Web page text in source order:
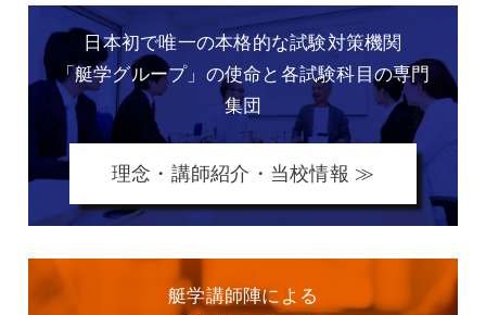
日本初で唯一の本格的な試験対策機関
「艇学グループ」の使命と各試験科目の専門
集団
理念・講師紹介・当校情報 ≫
艇学講師陣による